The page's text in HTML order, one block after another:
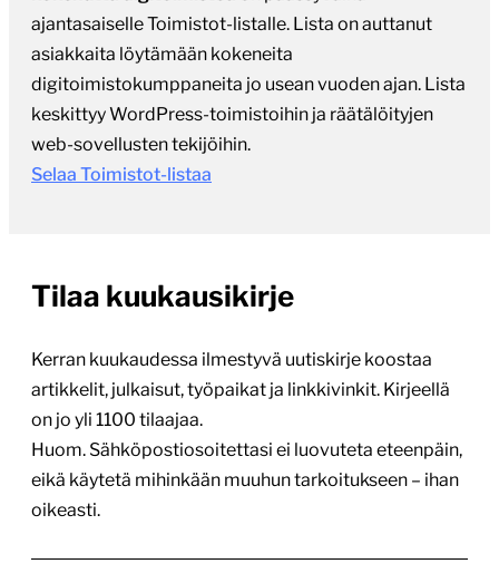
digitoimistokumppaneita jo usean vuoden ajan. Lista
keskittyy WordPress-toimistoihin ja räätälöityjen
web-sovellusten tekijöihin.
Selaa Toimistot-listaa
Kerran kuukaudessa ilmestyvä uutiskirje koostaa
on jo yli 1100 tilaajaa.
Huom. Sähköpostiosoitettasi ei luovuteta eteenpäin,
eikä käytetä mihinkään muuhun tarkoitukseen – ihan
oikeasti.